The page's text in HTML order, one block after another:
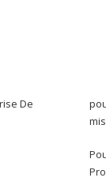
De